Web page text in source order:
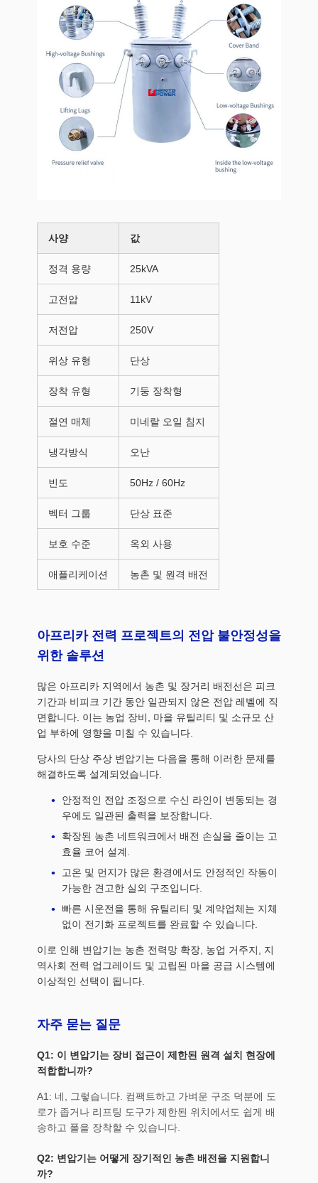
사양 값
정격 용량 25kVA
고전압 11kV
저전압 250V
위상 유형 단상
장착 유형 기둥 장착형
절연 매체 미네랄 오일 침지
냉각방식 오난
빈도 50Hz / 60Hz
벡터 그룹 단상 표준
보호 수준 옥외 사용
애플리케이션 농촌 및 원격 배전
아프리카 전력 프로젝트의 전압 불안정성을
위한 솔루션
많은 아프리카 지역에서 농촌 및 장거리 배전선은 피크
기간과 비피크 기간 동안 일관되지 않은 전압 레벨에 직
면합니다. 이는 농업 장비, 마을 유틸리티 및 소규모 산
업 부하에 영향을 미칠 수 있습니다.
당사의 단상 주상 변압기는 다음을 통해 이러한 문제를
해결하도록 설계되었습니다.
안정적인 전압 조정으로 수신 라인이 변동되는 경
우에도 일관된 출력을 보장합니다.
확장된 농촌 네트워크에서 배전 손실을 줄이는 고
효율 코어 설계.
고온 및 먼지가 많은 환경에서도 안정적인 작동이
가능한 견고한 실외 구조입니다.
빠른 시운전을 통해 유틸리티 및 계약업체는 지체
없이 전기화 프로젝트를 완료할 수 있습니다.
이로 인해 변압기는 농촌 전력망 확장, 농업 거주지, 지
역사회 전력 업그레이드 및 고립된 마을 공급 시스템에
이상적인 선택이 됩니다.
자주 묻는 질문
Q1: 이 변압기는 장비 접근이 제한된 원격 설치 현장에
적합합니까?
A1: 네, 그렇습니다. 컴팩트하고 가벼운 구조 덕분에 도
로가 좁거나 리프팅 도구가 제한된 위치에서도 쉽게 배
송하고 폴을 장착할 수 있습니다.
Q2: 변압기는 어떻게 장기적인 농촌 배전을 지원합니
까?